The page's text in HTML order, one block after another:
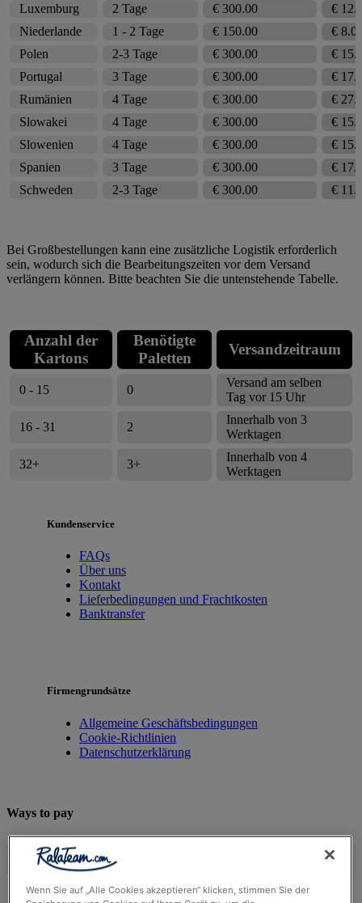
Luxemburg
2 Tage € 300.00
€
Niederlande
1 - 2 Tage € 150.00
€
Polen
2-3 Tage € 300.00
€
Portugal
3 Tage € 300.00
€
Rumänien
4 Tage € 300.00
€
Slowakei
4 Tage € 300.00
€
Slowenien
4 Tage € 300.00
€
Spanien
3 Tage € 300.00
€
Schweden
2-3 Tage € 300.00 €
Bei Großbestellungen kann eine zusätzliche Logistik erforderlich
sein, wodurch sich die Bearbeitungszeiten vor dem Versand
verlängern können. Bitte beachten Sie die untenstehende Tabelle.
Anzahl der
Kartons
Benötigte
Paletten
Versandzeitraum
0 - 15 0
Versand am selben
Tag vor 15 Uhr
16 - 31 2
Innerhalb von 3
Werktagen
32+ 3+
Innerhalb von 4
Werktagen
Kundenservice
FAQs
Über uns
Kontakt
Lieferbedingungen und Frachtkosten
Banktransfer
Firmengrundsätze
Allgemeine Geschäftsbedingungen
Cookie-Richtlinien
Datenschutzerklärung
Ways to pay
Wenn Sie auf „Alle Cookies akzeptieren“ klicken, stimmen Sie der